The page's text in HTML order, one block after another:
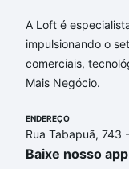
Egídio,
com nossas
parcelas podem
ainda tem
custa comprar
gente para
segurança e
A Loft é
impulsionando o
comerciais,
Mais Negócio.
ENDEREÇO
Rua Tabapuã, 743
Baixe nosso app